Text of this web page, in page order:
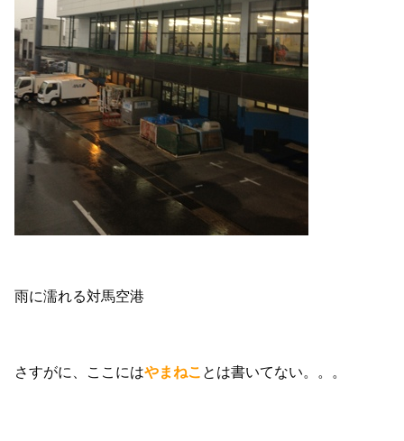
雨に濡れる対馬空港
さすがに、ここにはやまねこ とは書いてない。。。